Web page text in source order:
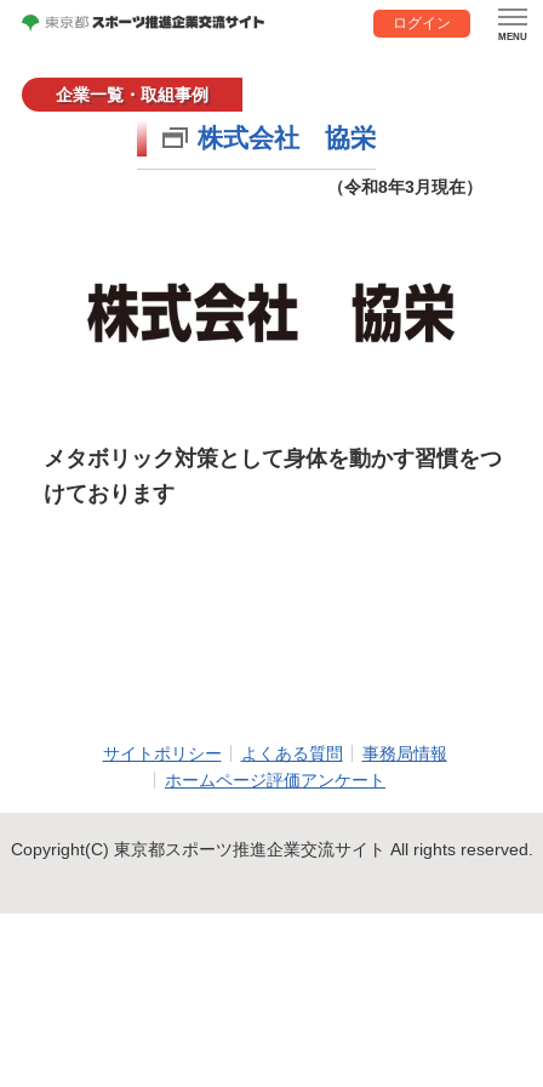
ログイン
企業一覧・取組事例
株式会社 協栄
（令和8年3月現在）
メタボリック対策として身体を動かす習慣をつ
けております
サイトポリシー よくある質問
事務局情報
ホームページ評価アンケート
Copyright(C) 東京都スポーツ推進企業交流サイト All rights reserved.